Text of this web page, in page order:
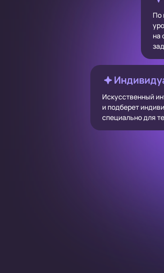
По
на
Искусственный
и подберет
специально для